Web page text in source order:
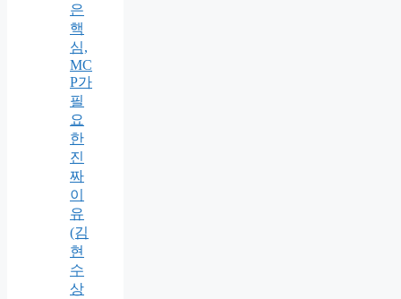
은
핵
심,
MC
P가
필
요
한
진
짜
이
유
(김
현
수
상